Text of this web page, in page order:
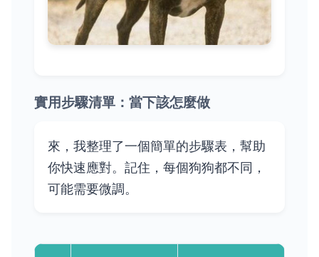
實用步驟清單：當下該怎麼做
來，我整理了一個簡單的步驟表，幫助
你快速應對。記住，每個狗狗都不同，
可能需要微調。